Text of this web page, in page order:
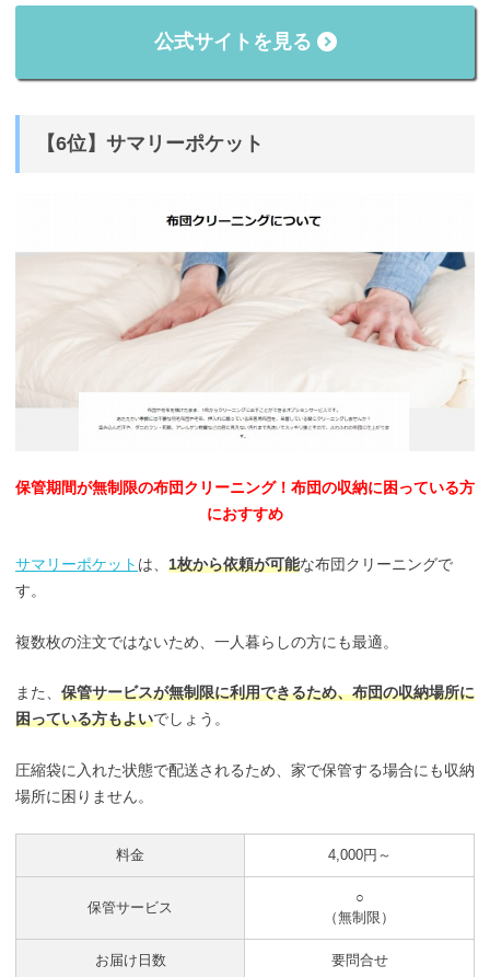
公式サイトを見る
【6位】サマリーポケット
保管期間が無制限の布団クリーニング！布団の収納に困っている方
におすすめ
サマリーポケット は、 1枚から依頼が可能な布団クリーニングで
す。
複数枚の注文ではないため、一人暮らしの方にも最適。
また、 保管サービスが無制限に利用できるため、布団の収納場所に
困っている方もよいでしょう。
圧縮袋に入れた状態で配送されるため、家で保管する場合にも収納
場所に困りません。
料金 4,000円～
保管サービス
○
（無制限）
お届け日数 要問合せ